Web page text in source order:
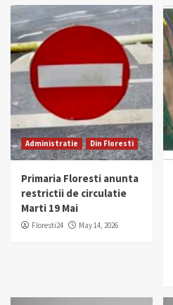
Administratie Din Floresti
Primaria Floresti anunta
restrictii de circulatie
Marti 19 Mai
Floresti24 May 14, 2026